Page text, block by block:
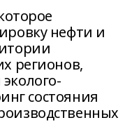
нефти и
регионов,
состояния